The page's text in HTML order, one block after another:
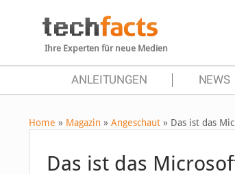
Ihre Experten für neue Medien
ANLEITUNGEN NEWS
Home » Magazin » Angeschaut » Das ist das
Das ist das